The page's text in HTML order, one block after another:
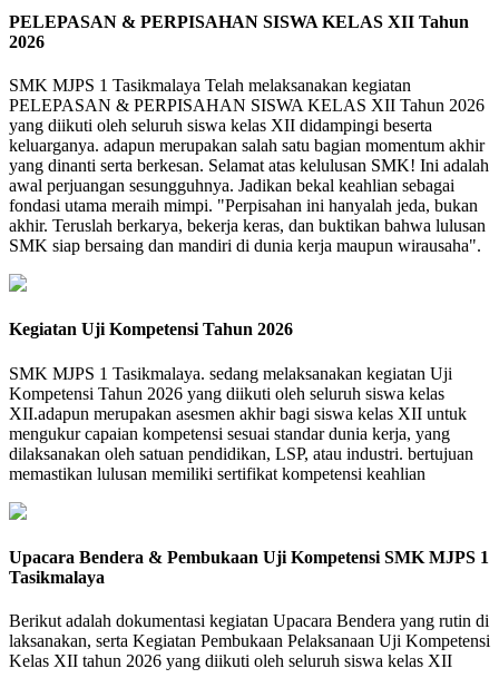
PELEPASAN & PERPISAHAN SISWA KELAS XII Tahun
2026
SMK MJPS 1 Tasikmalaya Telah melaksanakan kegiatan
PELEPASAN & PERPISAHAN SISWA KELAS XII Tahun 2026
yang diikuti oleh seluruh siswa kelas XII didampingi beserta
keluarganya. adapun merupakan salah satu bagian momentum akhir
yang dinanti serta berkesan. Selamat atas kelulusan SMK! Ini adalah
awal perjuangan sesungguhnya. Jadikan bekal keahlian sebagai
fondasi utama meraih mimpi. "Perpisahan ini hanyalah jeda, bukan
akhir. Teruslah berkarya, bekerja keras, dan buktikan bahwa lulusan
SMK siap bersaing dan mandiri di dunia kerja maupun wirausaha".
Kegiatan Uji Kompetensi Tahun 2026
SMK MJPS 1 Tasikmalaya. sedang melaksanakan kegiatan Uji
Kompetensi Tahun 2026 yang diikuti oleh seluruh siswa kelas
XII.adapun merupakan asesmen akhir bagi siswa kelas XII untuk
mengukur capaian kompetensi sesuai standar dunia kerja, yang
dilaksanakan oleh satuan pendidikan, LSP, atau industri. bertujuan
memastikan lulusan memiliki sertifikat kompetensi keahlian
Upacara Bendera & Pembukaan Uji Kompetensi SMK MJPS 1
Tasikmalaya
Berikut adalah dokumentasi kegiatan Upacara Bendera yang rutin di
laksanakan, serta Kegiatan Pembukaan Pelaksanaan Uji Kompetensi
Kelas XII tahun 2026 yang diikuti oleh seluruh siswa kelas XII